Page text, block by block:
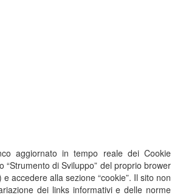
aggiornato in tempo reale dei Cookie
“Strumento di Sviluppo” del proprio brower
e accedere alla sezione “cookie”. Il sito non
dei links informativi e delle norme